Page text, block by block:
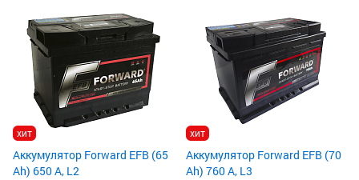
хит
Аккумулятор Forward EFB (65
Ah) 650 А, L2
хит
Аккумулятор Forward EFB (70
Ah) 760 А, L3